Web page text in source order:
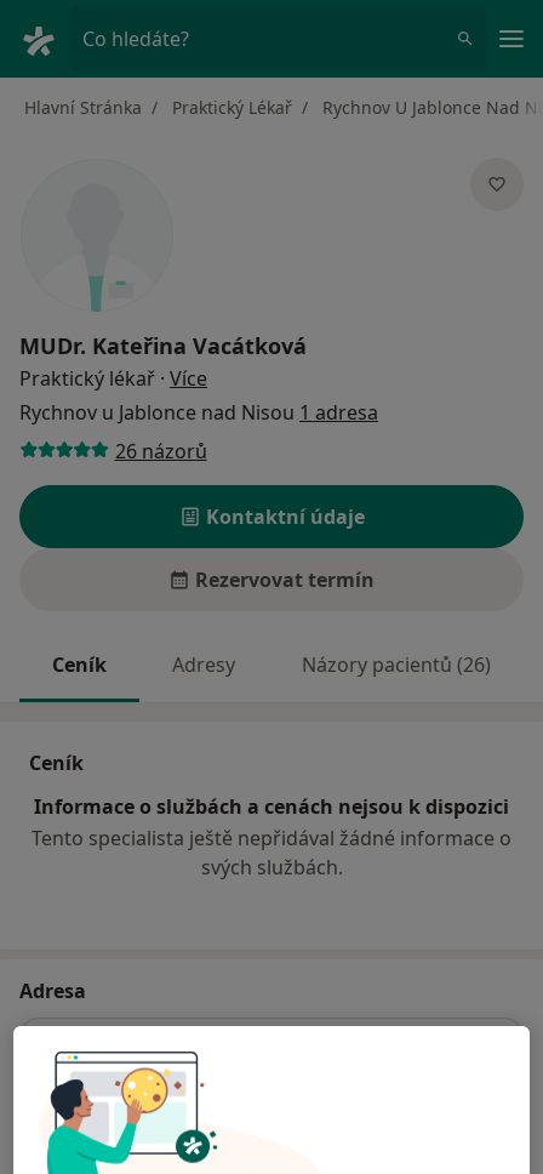
Co hledáte?
Hlavní Stránka Praktický Lékař Rychnov U Jablonce Nad
MUDr. Kateřina Vacátková
Praktický lékař · Více
Rychnov u Jablonce nad Nisou 1 adresa
26 názorů
Kontaktní údaje
Rezervovat termín
Ceník Adresy Názory pacientů (26)
Ceník
Informace o službách a cenách nejsou k dispozici
Tento specialista ještě nepřidával žádné informace o
svých službách.
Adresa
Praktický lékař pro dospělé
Čechova 494, Rychnov u Jablonce nad Nisou
Přiblížit mapu